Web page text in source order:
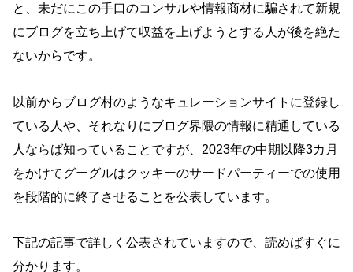
と、未だにこの手口のコンサルや情報商材に騙されて新規
にブログを立ち上げて収益を上げようとする人が後を絶た
ないからです。
以前からブログ村のようなキュレーションサイトに登録し
ている人や、それなりにブログ界隈の情報に精通している
人ならば知っていることですが、2023年の中期以降3カ月
をかけてグーグルはクッキーのサードパーティーでの使用
を段階的に終了させることを公表しています。
下記の記事で詳しく公表されていますので、読めばすぐに
分かります。